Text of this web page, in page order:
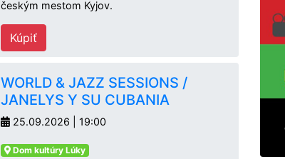
českým mestom Kyjov.
Kúpiť
WORLD & JAZZ SESSIONS /
JANELYS Y SU CUBANIA
25.09.2026 | 19:00
Dom kultúry Lúky